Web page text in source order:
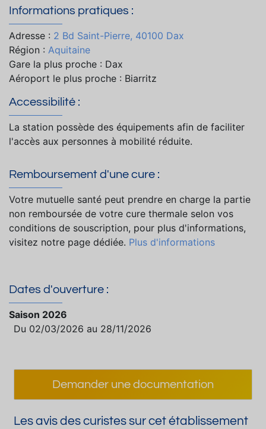
Informations pratiques :
Adresse : 2 Bd Saint-Pierre, 40100 Dax
Région : Aquitaine
Gare la plus proche : Dax
Aéroport le plus proche : Biarritz
Accessibilité :
La station possède des équipements afin de faciliter
l'accès aux personnes à mobilité réduite.
Remboursement d'une cure :
Votre mutuelle santé peut prendre en charge la partie
non remboursée de votre cure thermale selon vos
conditions de souscription, pour plus d'informations,
visitez notre page dédiée. Plus d'informations
Dates d'ouverture :
Saison 2026
Du 02/03/2026 au 28/11/2026
Demander une documentation
Les avis des curistes sur cet établissement